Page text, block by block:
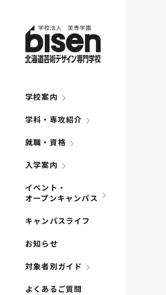
学校案内
学科・専攻紹介
就職・資格
入学案内
イベント・
オープンキャンパス
キャンパスライフ
お知らせ
対象者別ガイド
よくあるご質問